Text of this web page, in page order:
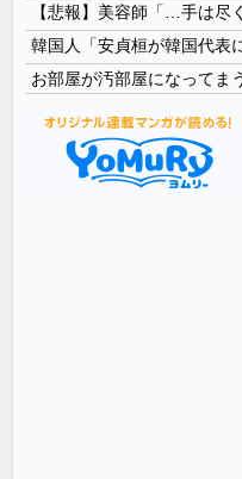
【悲報】美容師「…手は
お部屋が汚部屋になってま